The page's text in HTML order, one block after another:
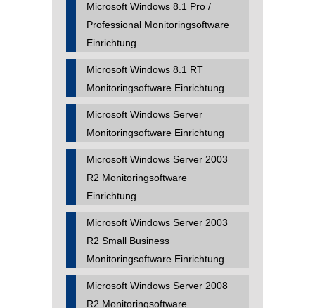
Microsoft Windows 8.1 Pro /
Professional Monitoringsoftware
Einrichtung
Microsoft Windows 8.1 RT
Monitoringsoftware Einrichtung
Microsoft Windows Server
Monitoringsoftware Einrichtung
Microsoft Windows Server 2003
R2 Monitoringsoftware
Einrichtung
Microsoft Windows Server 2003
R2 Small Business
Monitoringsoftware Einrichtung
Microsoft Windows Server 2008
R2 Monitoringsoftware